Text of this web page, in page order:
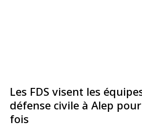
Les FDS visent les
défense civile à Alep
fois